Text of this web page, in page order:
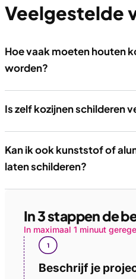
Veelgestelde
Hoe vaak moeten houten
worden?
Is zelf kozijnen schilderen
Kan ik ook kunststof of
laten schilderen?
In 3 stappen de
In maximaal 1 minuut
Beschrijf je